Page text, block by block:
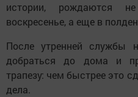
истории, рождаются
воскресенье, а еще в
После утренней службы
добраться до дома и
трапезу: чем быстрее это
дела.